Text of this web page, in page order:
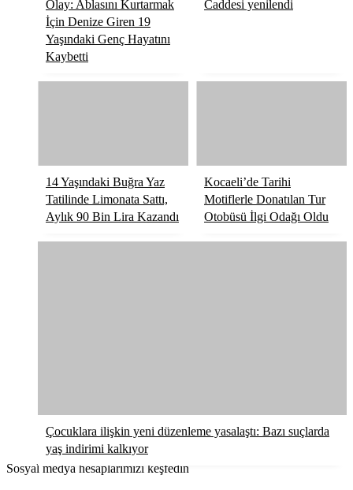
Olay: Ablasını Kurtarmak
İçin Denize Giren 19
Yaşındaki Genç Hayatını
Kaybetti
Caddesi yenilendi
14 Yaşındaki Buğra Yaz
Tatilinde Limonata Sattı,
Aylık 90 Bin Lira Kazandı
Kocaeli’de Tarihi
Motiflerle Donatılan Tur
Otobüsü İlgi Odağı Oldu
Çocuklara ilişkin yeni düzenleme yasalaştı: Bazı suçlarda
yaş indirimi kalkıyor
Sosyal medya hesaplarımızı keşfedin